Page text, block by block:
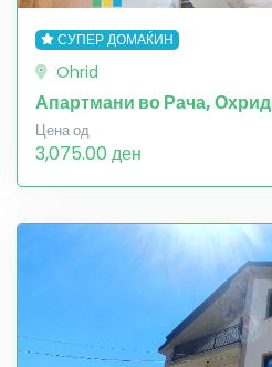
СУПЕР ДОМАЌИН
Ohrid
Апартмани во Рача, Охрид
Цена од
3,075.00 ден